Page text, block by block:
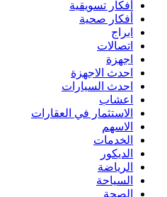
أفكار تسويقية
أفكار صحية
ابراج
اتصالات
اجهزة
احدث الاجهزة
احدث السيارات
اعشاب
الاستثمار في العقارات
الاسهم
الخدمات
الديكور
الرياضة
السياحة
الصحة